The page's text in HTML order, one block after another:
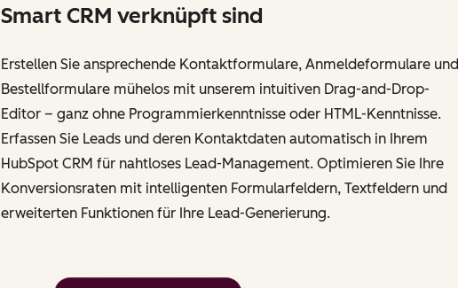
Smart CRM verknüpft sind
Erstellen Sie ansprechende Kontaktformulare, Anmeldeformulare und
Bestellformulare mühelos mit unserem intuitiven Drag-and-Drop-
Editor – ganz ohne Programmierkenntnisse oder HTML-Kenntnisse.
Erfassen Sie Leads und deren Kontaktdaten automatisch in Ihrem
HubSpot CRM für nahtloses Lead-Management. Optimieren Sie Ihre
Konversionsraten mit intelligenten Formularfeldern, Textfeldern und
erweiterten Funktionen für Ihre Lead-Generierung.